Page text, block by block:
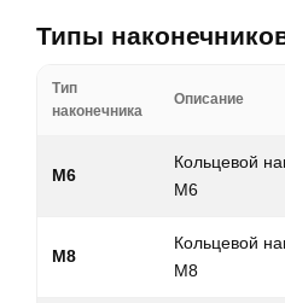
Типы
Тип
наконечника
Описание
M6
Кольцевой
M6
M8
Кольцевой
M8